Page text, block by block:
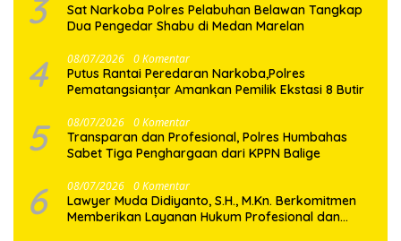
3
Sat Narkoba Polres Pelabuhan Belawan Tangkap
Dua Pengedar Shabu di Medan Marelan
4 08/07/2026 0 Komentar
Putus Rantai Peredaran Narkoba,Polres
Pematangsianțar Amankan Pemilik Ekstasi 8 Butir
5 08/07/2026 0 Komentar
Transparan dan Profesional, Polres Humbahas
Sabet Tiga Penghargaan dari KPPN Balige
6 08/07/2026 0 Komentar
Lawyer Muda Didiyanto, S.H., M.Kn. Berkomitmen
Memberikan Layanan Hukum Profesional dan